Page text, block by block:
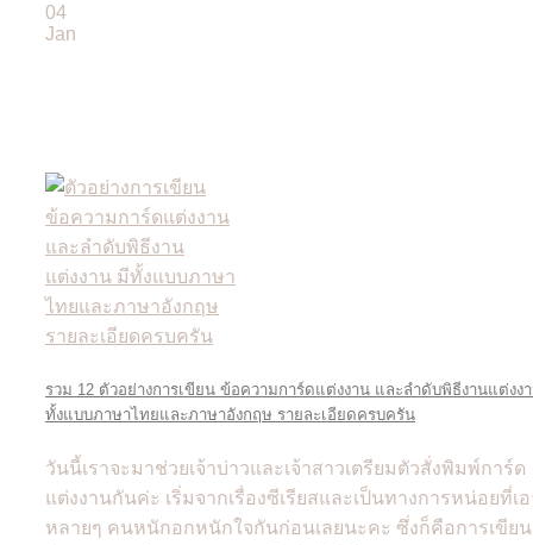
04
Jan
รวม 12 ตัวอย่างการเขียน ข้อความการ์ดแต่งงาน และลำดับพิธีงานแต่งง
ทั้งแบบภาษาไทยและภาษาอังกฤษ รายละเอียดครบครัน
วันนี้เราจะมาช่วยเจ้าบ่าวและเจ้าสาวเตรียมตัวสั่งพิมพ์การ์ด
แต่งงานกันค่ะ เริ่มจากเรื่องซีเรียสและเป็นทางการหน่อยที่เ
หลายๆ คนหนักอกหนักใจกันก่อนเลยนะคะ ซึ่งก็คือการเขียน